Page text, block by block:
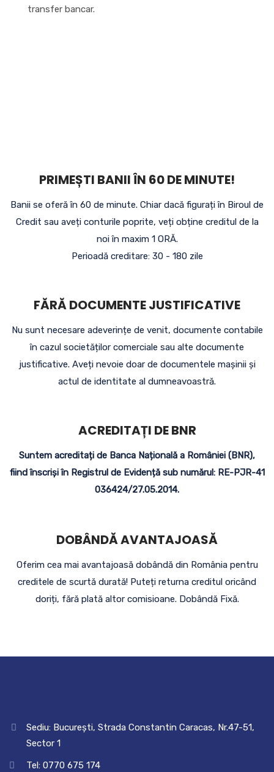
transfer bancar.
PRIMEȘTI BANII ÎN 60 DE MINUTE!
Banii se oferă în 60 de minute. Chiar dacă figurați în Biroul de
Credit sau aveți conturile poprite, veți obține creditul de la
noi în maxim 1 ORĂ.
Perioadă creditare: 30 - 180 zile
FĂRĂ DOCUMENTE JUSTIFICATIVE
Nu sunt necesare adeverințe de venit, documente contabile
în cazul societăților comerciale sau alte documente
justificative. Aveți nevoie doar de documentele mașinii și
actul de identitate al dumneavoastră.
ACREDITAȚI DE BNR
Suntem acreditați de Banca Națională a României (BNR),
fiind înscriși în Registrul de Evidență sub numărul: RE-PJR-41
036424/27.05.2014.
DOBÂNDĂ AVANTAJOASĂ
Oferim cea mai avantajoasă dobândă din România pentru
creditele de scurtă durată! Puteți returna creditul oricând
doriți, fără plată altor comisioane. Dobândă Fixă.
Sediu: București, Strada Constantin Caracas, Nr.47-51,
Sector 1
Tel: 0770 675 174